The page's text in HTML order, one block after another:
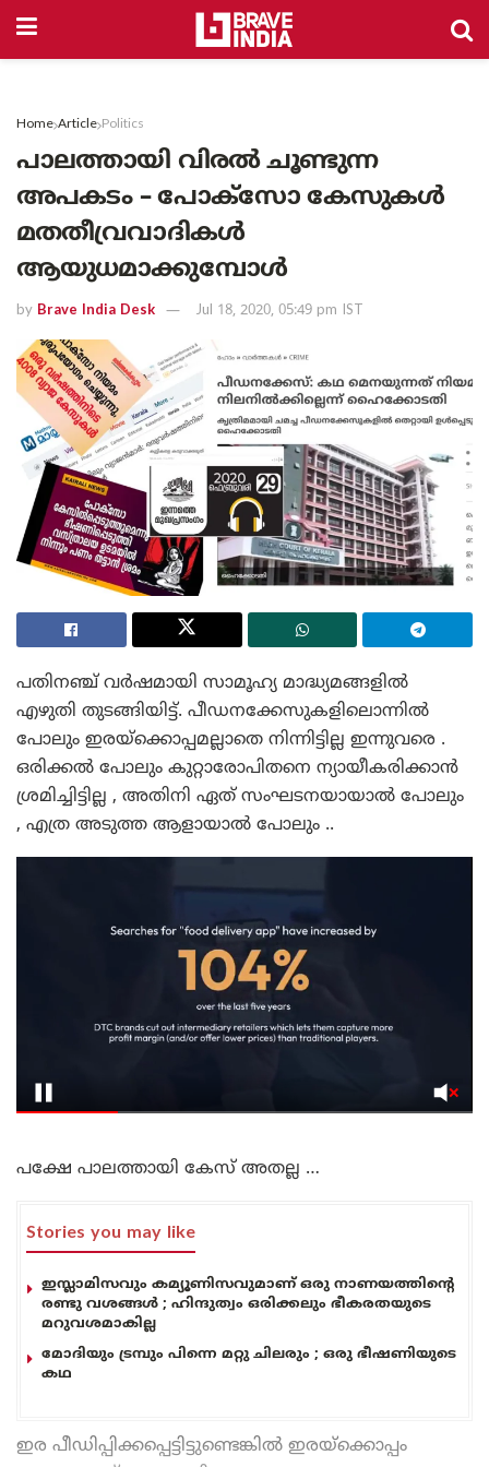
Home Article Politics
പാലത്തായി വിരൽ ചൂണ്ടുന്ന
അപകടം – പോക്സോ കേസുകൾ
മതതീവ്രവാദികൾ
ആയുധമാക്കുമ്പോൾ
by Brave India Desk Jul 18, 2020, 05:49 pm IST
പതിനഞ്ച് വർഷമായി സാമൂഹ്യ മാദ്ധ്യമങ്ങളിൽ
എഴുതി തുടങ്ങിയിട്ട്. പീഡനക്കേസുകളിലൊന്നിൽ
പോലും ഇരയ്ക്കൊപ്പമല്ലാതെ നിന്നിട്ടില്ല ഇന്നുവരെ .
ഒരിക്കൽ പോലും കുറ്റാരോപിതനെ ന്യായീകരിക്കാൻ
ശ്രമിച്ചിട്ടില്ല , അതിനി ഏത് സംഘടനയായാൽ പോലും
, എത്ര അടുത്ത ആളായാൽ പോലും ..
പക്ഷേ പാലത്തായി കേസ് അതല്ല …
Stories you may like
ഇസ്ലാമിസവും കമ്യൂണിസവുമാണ് ഒരു നാണയത്തിന്റെ
രണ്ടു വശങ്ങൾ ; ഹിന്ദുത്വം ഒരിക്കലും ഭീകരതയുടെ
മറുവശമാകില്ല
മോദിയും ട്രമ്പും പിന്നെ മറ്റു ചിലരും ; ഒരു ഭീഷണിയുടെ
കഥ
ഇര പീഡിപ്പിക്കപ്പെട്ടിട്ടുണ്ടെങ്കിൽ ഇരയ്ക്കൊപ്പം